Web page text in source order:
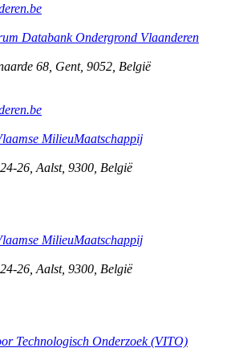
Databank Ondergrond Vlaanderen
68 Gent, 9052 België
MilieuMaatschappij
26 Aalst, 9300 België
MilieuMaatschappij
26 Aalst, 9300 België
Technologisch Onderzoek (VITO)